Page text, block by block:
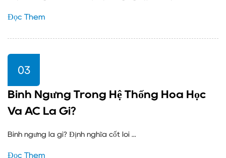
Đọc Thêm
03
Bình Ngưng Trong Hệ Thống Hóa Học
Và AC Là Gì?
Bình ngưng là gì? Định nghĩa cốt lõi ...
Đọc Thêm